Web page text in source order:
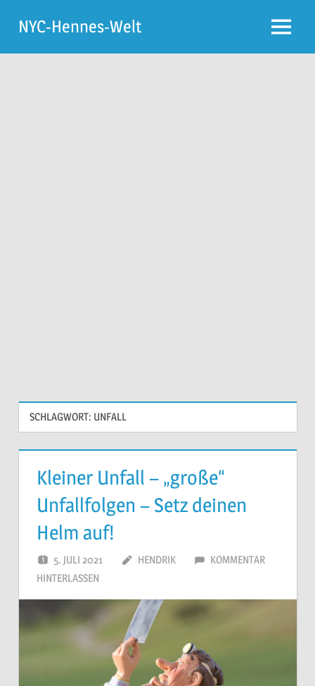
Inhalt
springen
NYC-Hennes-Welt Menü
SCHLAGWORT: UNFALL
Kleiner Unfall – „große“
Unfallfolgen – Setz deinen
Helm auf!
5. JULI 2021 HENDRIK
KOMMENTAR
HINTERLASSEN